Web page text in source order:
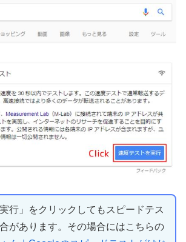
行」をクリックしてもスピードテス
があります。その場合にはこちらの